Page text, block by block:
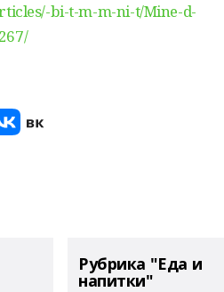
bi-t-m-m-ni-t/Mine-d-
Рубрика "Еда и
напитки"